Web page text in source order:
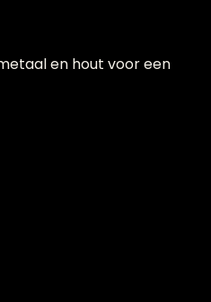
en hout voor een